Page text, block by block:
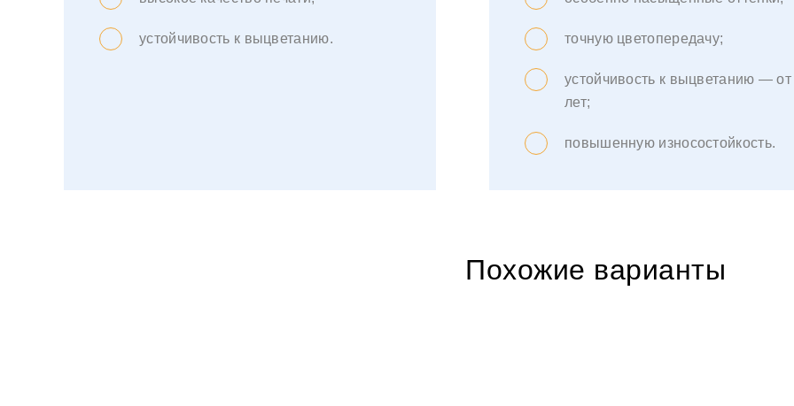
устойчивость к выцветанию. точную цветопередачу;
устойчивость к выцветанию —
лет;
повышенную износостойкость.
Похожие варианты